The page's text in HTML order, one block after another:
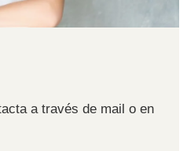
a través de mail o en